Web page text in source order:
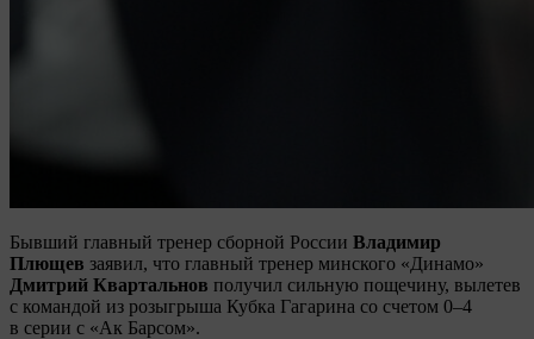
Бывший главный тренер сборной России Владимир
Плющев заявил, что главный тренер минского «Динамо»
Дмитрий Квартальнов получил сильную пощечину, вылетев
с командой из розыгрыша Кубка Гагарина со счетом 0–4
в серии с «Ак Барсом».